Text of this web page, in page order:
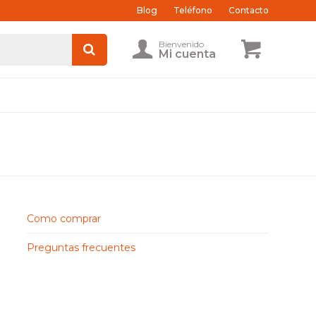
Blog Teléfono Contacto
Como comprar
Preguntas frecuentes